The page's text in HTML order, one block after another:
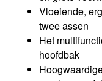
Vloeiende,
twee assen
Het
hoofdbak